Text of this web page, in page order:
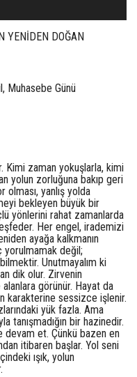
YENİDEN DOĞAN
Muhasebe Günü
Kimi zaman yokuşlarla, kimi
yolun zorluğuna bakıp geri
yanlış yolda
bekleyen büyük bir
yönlerini rahat zamanlarda
Her engel, irademizi
ayağa kalkmanın
yorulmamak değil;
Unutmayalım ki
dik olur. Zirvenin
görünür. Hayat da
karakterine sessizce işlenir.
yük fazla. Ama
tanışmadığın bir hazinedir.
devam et. Çünkü bazen en
itibaren başlar. Yol seni
ışık, yolun